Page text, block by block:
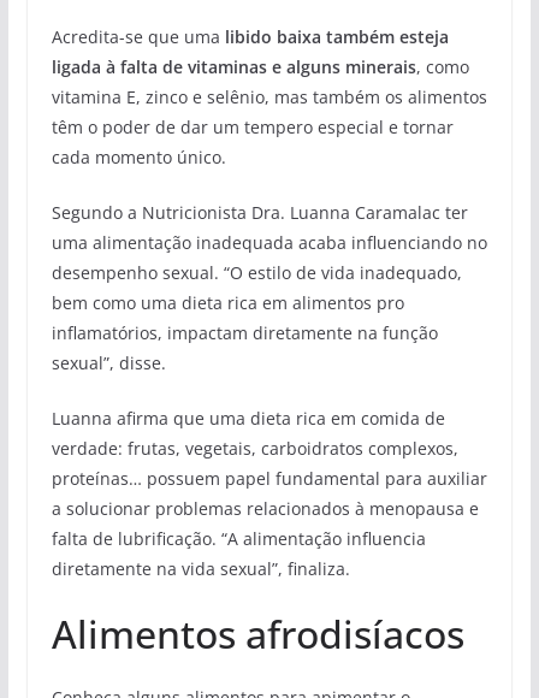
Acredita-se que uma libido baixa também esteja
ligada à falta de vitaminase alguns minerais, como
vitamina E, zinco e selênio, mas também os alimentos
têm o poder de dar um tempero especial e tornar
cada momento único.
Segundo a Nutricionista Dra. Luanna Caramalac ter
uma alimentação inadequada acaba influenciando no
desempenho sexual. “O estilo de vida inadequado,
bem como uma dieta rica em alimentos pro
inflamatórios, impactam diretamente na função
sexual”, disse.
Luanna afirma que uma dieta rica em comida de
verdade: frutas, vegetais, carboidratos complexos,
proteínas… possuem papel fundamental para auxiliar
a solucionar problemas relacionados à menopausa e
falta de lubrificação. “A alimentação influencia
diretamente na vida sexual”, finaliza.
Alimentos afrodisíacos